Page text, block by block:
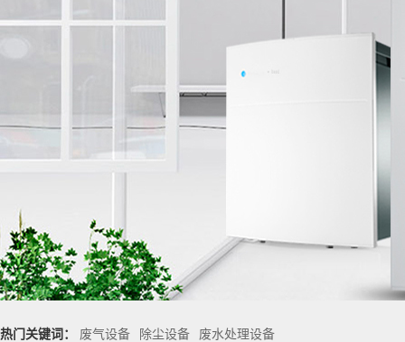
热门关键词： 废气设备 除尘设备 废水处理设备